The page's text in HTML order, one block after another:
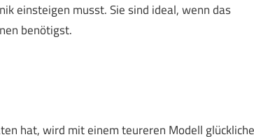
einsteigen musst. Sie sind ideal, wenn das
benötigst.
hat, wird mit einem teureren Modell